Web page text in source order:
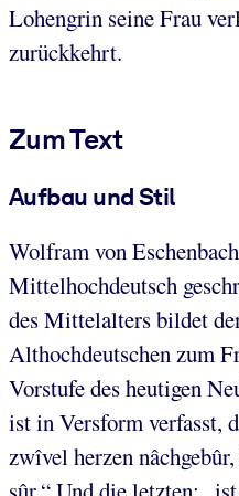
Lohengrin seine Frau
zurückkehrt.
Zum Text
Aufbau und Stil
Wolfram von
Mittelhochdeutsch
des Mittelalters bildet
Althochdeutschen zum
Vorstufe des heutigen
ist in Versform verfasst,
zwîvel herzen